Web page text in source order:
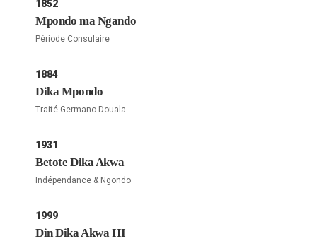
1852
Mpondo ma Ngando
Période Consulaire
1884
Dika Mpondo
Traité Germano-Douala
1931
Betote Dika Akwa
Indépendance & Ngondo
1999
Din Dika Akwa III